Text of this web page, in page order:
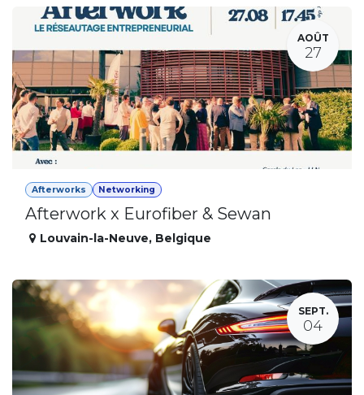
AOÛT
27
Afterworks Networking
Afterwork x Eurofiber & Sewan
Louvain-la-Neuve, Belgique
SEPT.
04